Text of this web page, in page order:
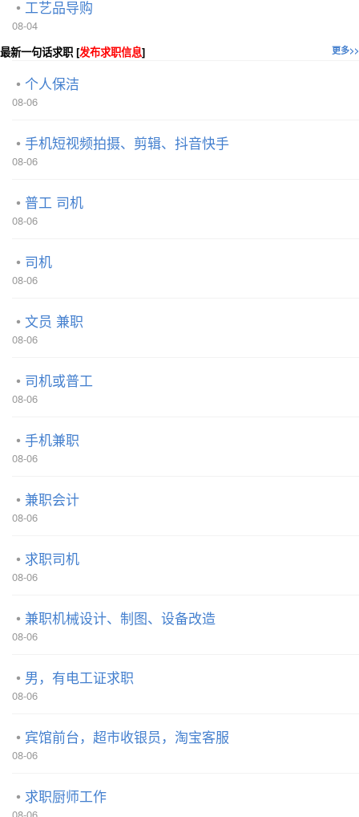
工艺品导购
08-04
更多>>
最新一句话求职 [发布求职信息]
个人保洁
08-06
手机短视频拍摄、剪辑、抖音快手
08-06
普工 司机
08-06
司机
08-06
文员 兼职
08-06
司机或普工
08-06
手机兼职
08-06
兼职会计
08-06
求职司机
08-06
兼职机械设计、制图、设备改造
08-06
男，有电工证求职
08-06
宾馆前台，超市收银员，淘宝客服
08-06
求职厨师工作